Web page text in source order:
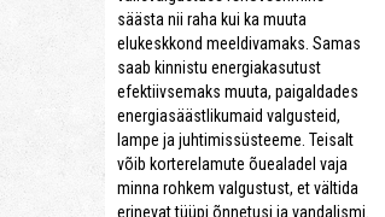
säästa nii raha kui ka muuta
elukeskkond meeldivamaks. Samas
saab kinnistu energiakasutust
efektiivsemaks muuta, paigaldades
energiasäästlikumaid valgusteid,
lampe ja juhtimissüsteeme. Teisalt
võib korterelamute õuealadel vaja
minna rohkem valgustust, et vältida
erinevat tüüpi õnnetusi ja vandalismi.